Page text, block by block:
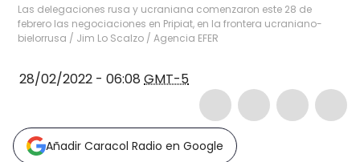
Las delegaciones rusa y ucraniana comenzaron este 28 de
febrero las negociaciones en Pripiat, en la frontera ucraniano-
bielorrusa / Jim Lo Scalzo / Agencia EFER
28/02/2022 - 06:08 GMT-5
Añadir Caracol Radio en Google